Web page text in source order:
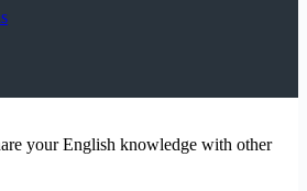
your English knowledge with other